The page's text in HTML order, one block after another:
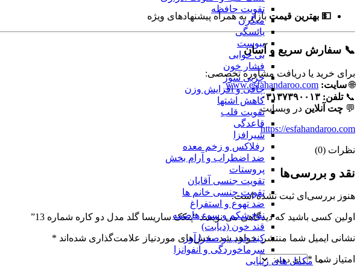
تقویت حافظه
میگرن
یائسگی
یبوست
بی خوابی
فشار خون
چربی سوز
چاقی و افزایش وزن
کاهش اشتها
تقویت قلب
قاعدگی
شیرافزا
رفلاکس و زخم معده
ضد اضطراب و آرام بخش
پروستات
تقویت جنسی آقایان
تقویت جنسی خانم ها
ضد تهوع و استفراغ
نفخ شکم و سوء هاضمه
قند خون (دیابت)
کبد چرب و صفرا آور
سرماخوردگی و آنفوانزا
مکمل های زیبایی
💵 بهترین قیمت بازار به همراه پیشنهادهای ویژه
📞 سفارش سریع و آسان
برای خرید یا دریافت مشاوره تخصصی:
🌐سایت: www.esfahandaroo.com
📞تلفن: ۰۳۱۳۷۳۹۰۰۱۳
💬 چت آنلاین در وبسایت
https://esfahandaroo.com
نظرات (0)
نقد و بررسی‌ها
هنوز بررسی‌ای ثبت نشده است.
اولین کسی باشید که دیدگاهی می نویسد “پنکک ساریسا گلد مدل دو کاره شماره 13”
نشانی ایمیل شما منتشر نخواهد شد. بخش‌های موردنیاز علامت‌گذاری شده‌اند *
امتیاز شما *